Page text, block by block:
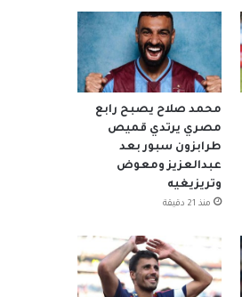
محمد صلاح يصبح رابع
مصري يرتدي قميص
طرابزون سبور بعد
عبدالعزيز ومعوض
وتريزيغيه
منذ 21 دقيقة